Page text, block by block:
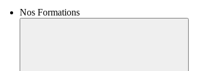
Nos Formations